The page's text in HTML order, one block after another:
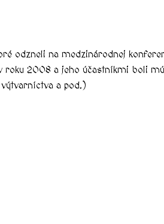
odzneli na medzinárodnej
roku 2008 a jeho účastníkmi boli
a pod.)